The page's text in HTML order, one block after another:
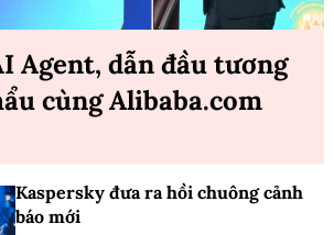
Agent, dẫn đầu tương
cùng Alibaba.com
Kaspersky đưa ra hồi chuông cảnh
báo mới